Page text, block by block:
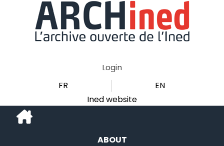
Login
FR
EN
Ined website
ABOUT